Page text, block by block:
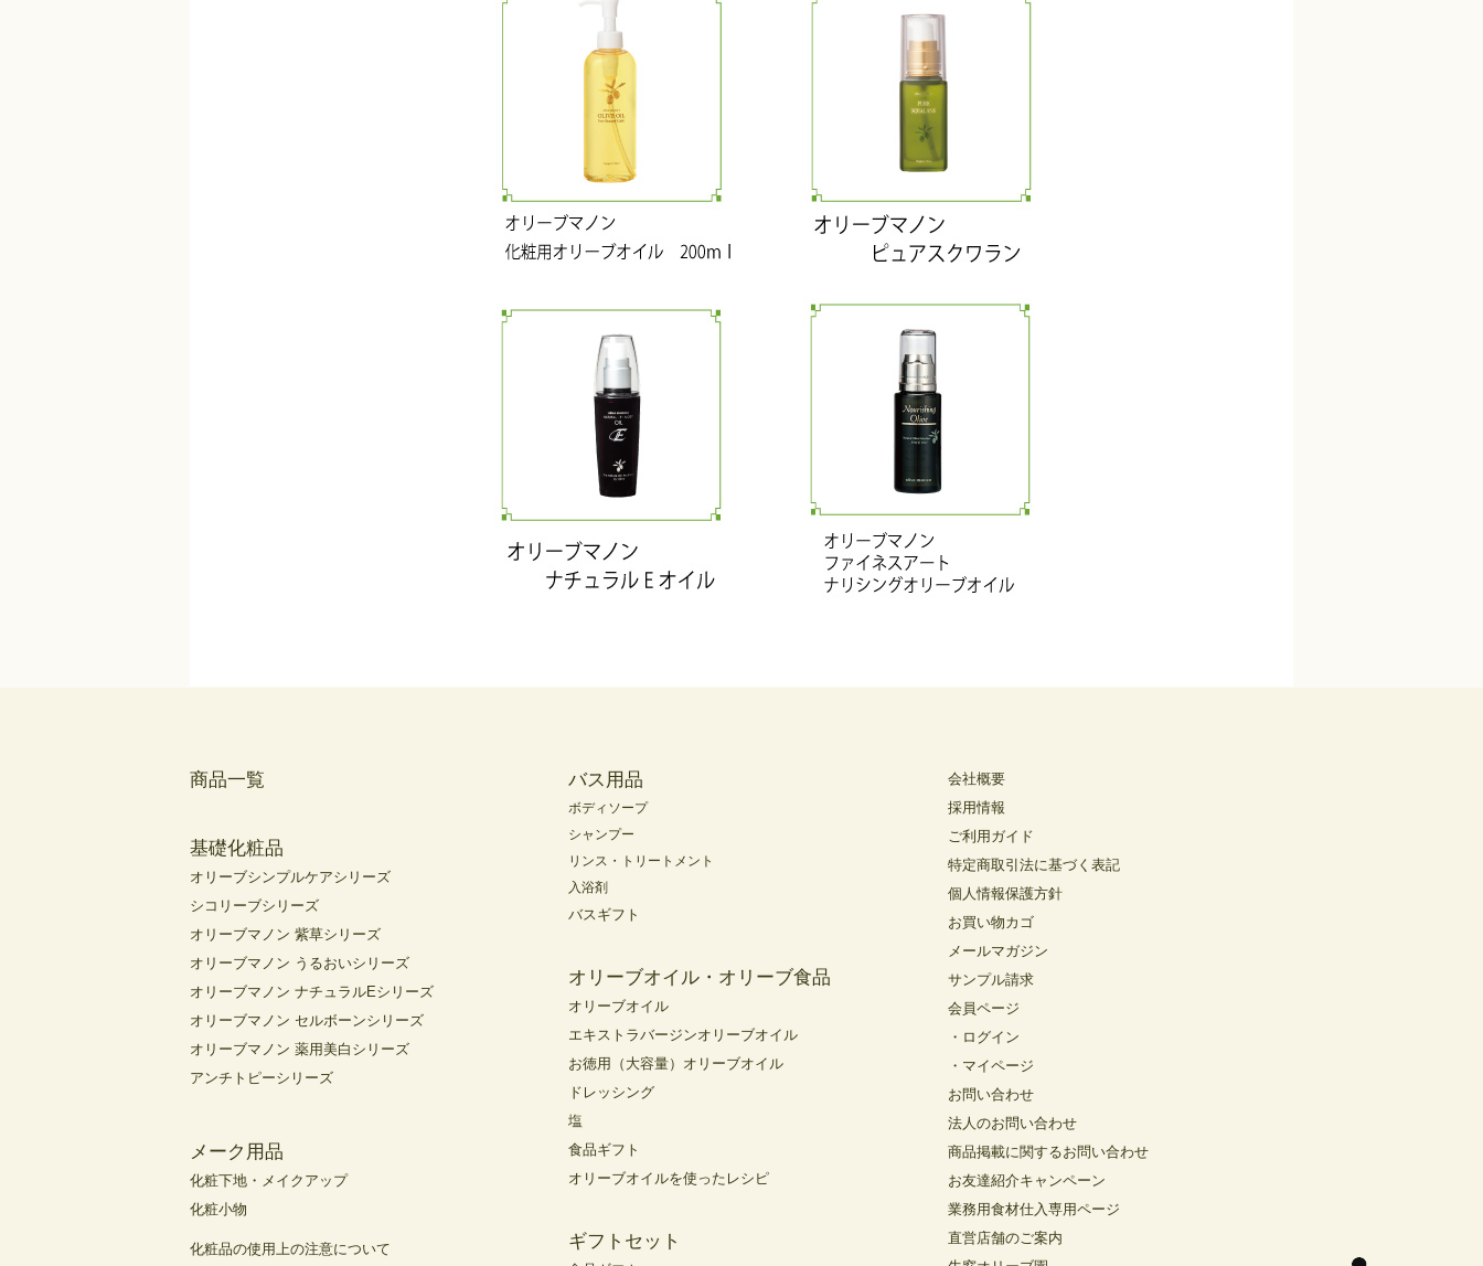
商品一覧
基礎化粧品
オリーブシンプルケアシリーズ
シコリーブシリーズ
オリーブマノン 紫草シリーズ
オリーブマノン うるおいシリーズ
オリーブマノン ナチュラルEシリーズ
オリーブマノン セルボーンシリーズ
オリーブマノン 薬用美白シリーズ
アンチトピーシリーズ
メーク用品
化粧下地・メイクアップ
化粧小物
化粧品の使用上の注意について
バス用品
ボディソープ
シャンプー
リンス・トリートメント
入浴剤
バスギフト
オリーブオイル・オリーブ食品
オリーブオイル
エキストラバージンオリーブオイル
お徳用（大容量）オリーブオイル
ドレッシング
塩
食品ギフト
オリーブオイルを使ったレシピ
ギフトセット
会社概要
採用情報
ご利用ガイド
特定商取引法に基づく表記
個人情報保護方針
お買い物カゴ
メールマガジン
サンプル請求
会員ページ
・ログイン
・マイページ
お問い合わせ
法人のお問い合わせ
商品掲載に関するお問い合わせ
お友達紹介キャンペーン
業務用食材仕入専用ページ
直営店舗のご案内